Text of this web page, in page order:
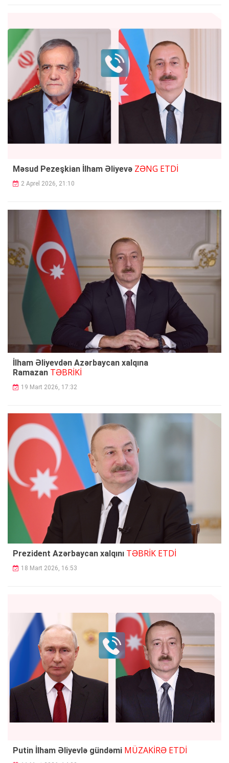
Məsud Pezeşkian İlham Əliyevə ZƏNG ETDİ
2 Aprel 2026, 21:10
İlham Əliyevdən Azərbaycan xalqına
Ramazan TƏBRİKİ
19 Mart 2026, 17:32
Prezident Azərbaycan xalqını TƏBRİK ETDİ
18 Mart 2026, 16:53
Putin İlham Əliyevlə gündəmi MÜZAKİRƏ ETDİ